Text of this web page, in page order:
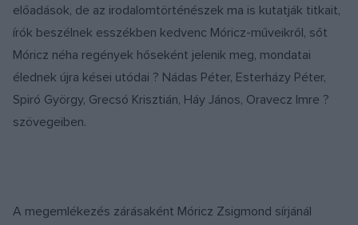
előadások, de az irodalomtörténészek ma is kutatják titkait,
írók beszélnek esszékben kedvenc Móricz-műveikről, sőt
Móricz néha regények hőseként jelenik meg, mondatai
élednek újra kései utódai ? Nádas Péter, Esterházy Péter,
Spiró György, Grecsó Krisztián, Háy János, Oravecz Imre ?
szövegeiben.
A megemlékezés zárásaként Móricz Zsigmond sírjánál